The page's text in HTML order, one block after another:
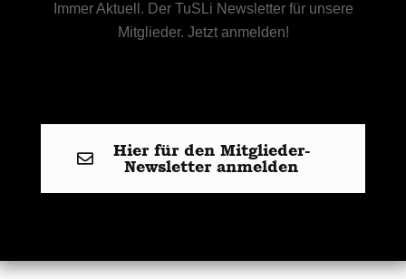
Immer Aktuell. Der TuSLi Newsletter für unsere
Mitglieder. Jetzt anmelden!
Hier für den Mitglieder-
Newsletter anmelden